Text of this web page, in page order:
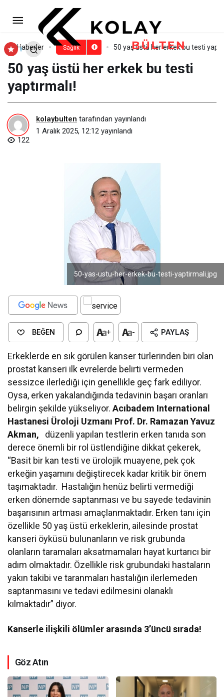
Haberler Sağlık 50 yaş üstü her erkek bu testi
50 yaş üstü her erkek bu testi
yaptırmalı!
kolaybulten tarafından yayınlandı
1 Aralık 2025, 12:12 yayınlandı
122
50-yas-ustu-her-erkek-bu-testi-yaptirmali.jpg
BEĞEN + - PAYLAŞ
Erkeklerde en sık görülen kanser türlerinden biri olan
prostat kanseri ilk evrelerde belirti vermeden
sessizce ilerlediği için genellikle geç fark ediliyor.
Oysa, erken yakalandığında tedavinin başarı oranları
belirgin şekilde yükseliyor.Acıbadem International
Hastanesi Üroloji Uzmanı Prof. Dr. Ramazan Yavuz
Akman, düzenli yapılan testlerin erken tanıda son
derece önemli bir rol üstlendiğine dikkat çekerek,
“Basit bir kan testi ve ürolojik muayene, pek çok
erkeğin yaşamını değiştirecek kadar kritik bir önem
taşımaktadır. Hastalığın henüz belirti vermediği
erken dönemde saptanması ve bu sayede tedavinin
başarısının artması amaçlanmaktadır. Erken tanı için
özellikle 50 yaş üstü erkeklerin, ailesinde prostat
kanseri öyküsü bulunanların ve risk grubunda
olanların taramaları aksatmamaları hayat kurtarıcı bir
adım olmaktadır. Özellikle risk grubundaki hastaların
yakın takibi ve taranmaları hastalığın ilerlemeden
saptanmasını ve tedavi edilmesini olanaklı
kılmaktadır” diyor.
Kanserle ilişkili ölümler arasında 3’üncü sırada!
Göz Atın
Travma Sonrası Böbrek
Yetmezliği Gelişen Yönetmen Onur’un
Hayatını Ablasının Bağışı Kurtardı
Yorum Yap Paylaş